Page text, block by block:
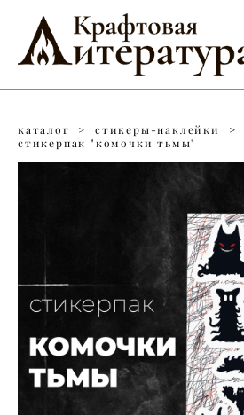
каталог > стикеры-наклейки >
стикерпак "комочки тьмы"